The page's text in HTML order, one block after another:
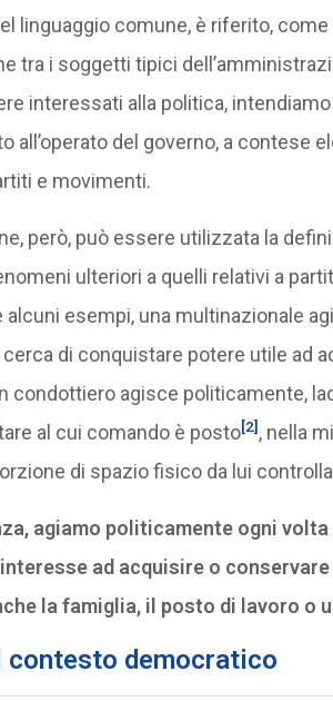
linguaggio comune, è riferito,
tra i soggetti tipici
interessati alla politica,
all’operato del governo, a contese
e movimenti.
però, può essere utilizzata la
ulteriori a quelli relativi a
esempi, una multinazionale
di conquistare potere utile ad
condottiero agisce politicamente,
al cui comando è posto[2] , nella
di spazio fisico da lui
agiamo politicamente ogni
ad acquisire o
la famiglia, il posto di lavoro o
contesto democratico